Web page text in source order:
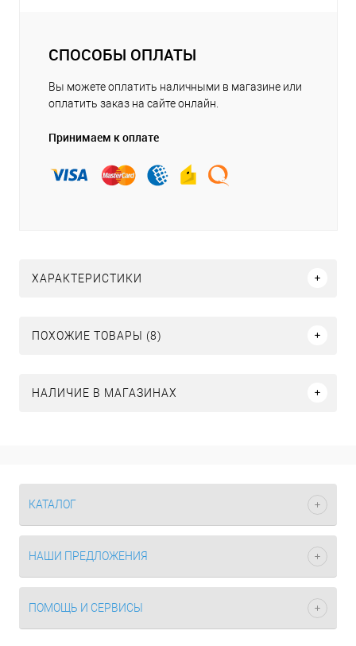
СПОСОБЫ ОПЛАТЫ
Вы можете оплатить наличными в магазине или
оплатить заказ на сайте онлайн.
Принимаем к оплате
ХАРАКТЕРИСТИКИ
ПОХОЖИЕ ТОВАРЫ (8)
НАЛИЧИЕ В МАГАЗИНАХ
КАТАЛОГ
НАШИ ПРЕДЛОЖЕНИЯ
ПОМОЩЬ И СЕРВИСЫ